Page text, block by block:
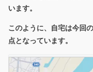
います。
このように、自宅は今回
点となっています。